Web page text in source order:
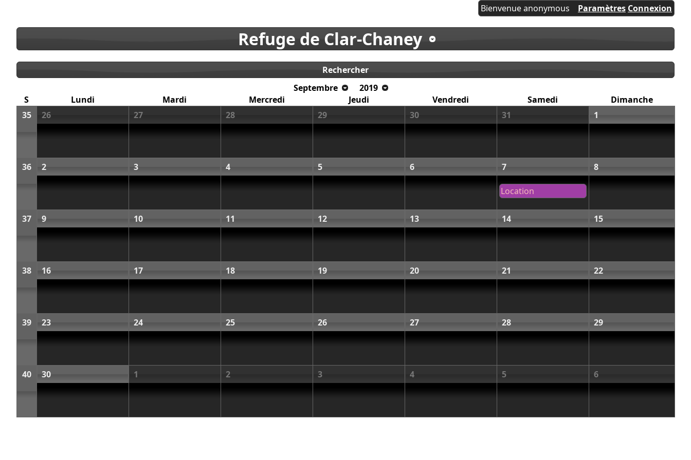
Bienvenue anonymous Paramètres Connexion
Refuge de Clar-Chaney
Rechercher
Septembre
2019
S
Lundi Mardi Mercredi Jeudi Vendredi Samedi
Dimanche
35
26 27 28 29 30 31 1
36 2 3 4 5 6 7
Location
8
37 9 10 11 12 13 14 15
38 16 17 18 19 20 21 22
39 23 24 25 26 27 28 29
40 30 1 2 3 4 5 6